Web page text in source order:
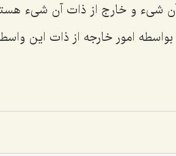
شیء و خارج از ذات آن شیء
امور خارجه از ذات این